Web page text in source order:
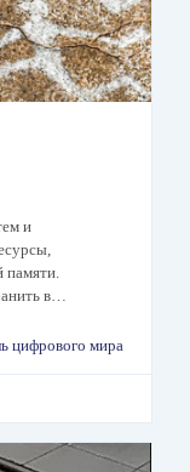
и
в…
цифрового мира